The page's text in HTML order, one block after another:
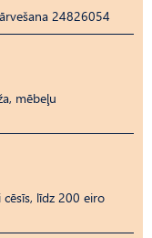
24826054
mēbeļu
līdz 200 eiro